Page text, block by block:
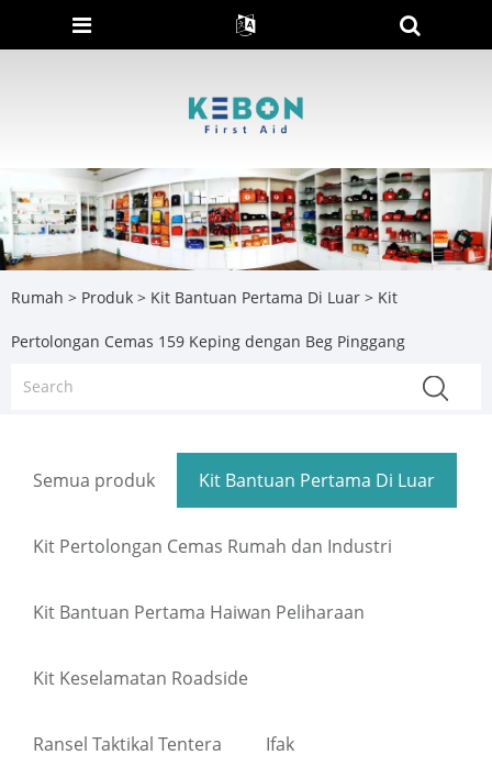
Rumah > Produk > Kit Bantuan Pertama Di Luar > Kit
Pertolongan Cemas 159 Keping dengan Beg Pinggang
Semua produk Kit Bantuan Pertama Di Luar
Kit Pertolongan Cemas Rumah dan Industri
Kit Bantuan Pertama Haiwan Peliharaan
Kit Keselamatan Roadside
Ransel Taktikal Tentera Ifak